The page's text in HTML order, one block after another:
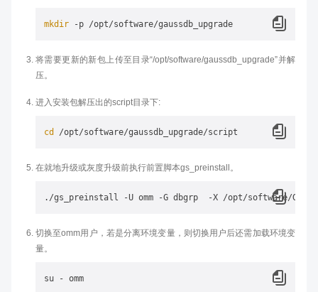
mkdir
将需要更新的新包上传至目录“/opt/software/gaussdb_upgrade”并解
压。
进入安装包解压出的script目录下:
cd
在就地升级或灰度升级前执行前置脚本gs_preinstall。
切换至omm用户，若是分离环境变量，则切换用户后还需加载环境变
量。